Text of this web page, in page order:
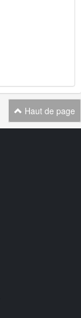
Haut de page